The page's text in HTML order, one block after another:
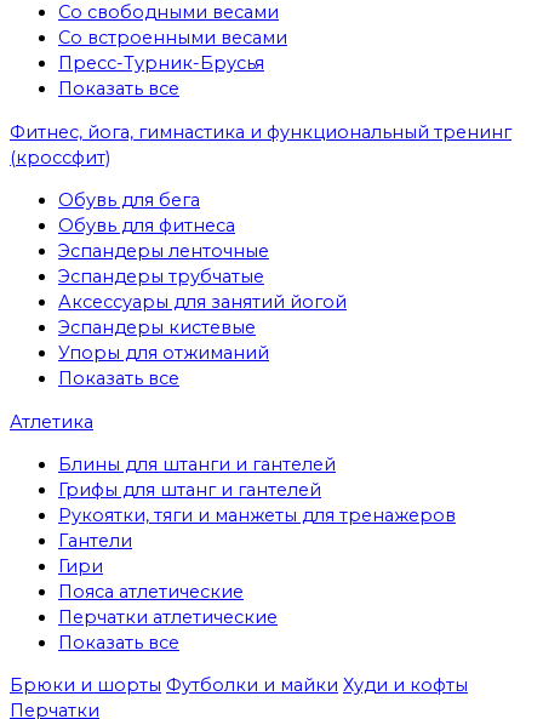
Со свободными весами
Со встроенными весами
Пресс-Турник-Брусья
Показать все
Фитнес, йога, гимнастика и функциональный тренинг
(кроссфит)
Обувь для бега
Обувь для фитнеса
Эспандеры ленточные
Эспандеры трубчатые
Аксессуары для занятий йогой
Эспандеры кистевые
Упоры для отжиманий
Показать все
Атлетика
Блины для штанги и гантелей
Грифы для штанг и гантелей
Рукоятки, тяги и манжеты для тренажеров
Гантели
Гири
Пояса атлетические
Перчатки атлетические
Показать все
Брюки и шорты Футболки и майки Худи и кофты
Перчатки